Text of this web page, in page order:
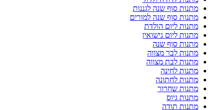
מתנות סוף שנה לגננות
מתנות סוף שנה למורים
מתנות ליום הולדת
מתנות ליום נישואין
מתנות סוף שנה
מתנות לבר מצווה
מתנות לבת מצווה
מתנות לחינה
מתנות לחתונה
מתנות שחרור
מתנות גיוס
מתנות תודה